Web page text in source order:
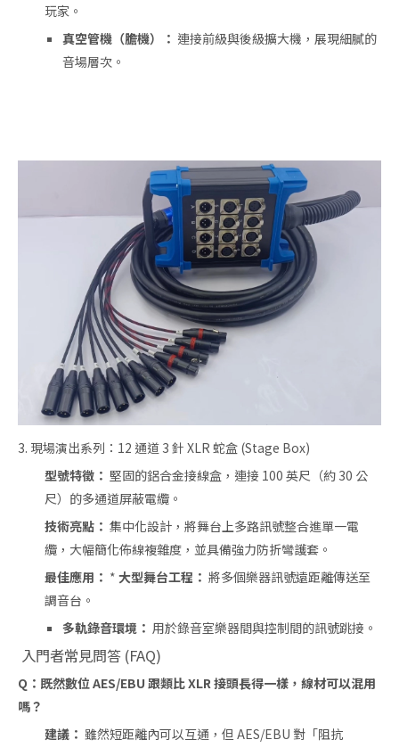
玩家。
真空管機（膽機）： 連接前級與後級擴大機，展現細膩的
音場層次。
3. 現場演出系列：12 通道 3 針 XLR 蛇盒 (Stage Box)
型號特徵： 堅固的鋁合金接線盒，連接 100 英尺（約 30 公
尺）的多通道屏蔽電纜。
技術亮點： 集中化設計，將舞台上多路訊號整合進單一電
纜，大幅簡化佈線複雜度，並具備強力防折彎護套。
最佳應用： * 大型舞台工程： 將多個樂器訊號遠距離傳送至
調音台。
多軌錄音環境： 用於錄音室樂器間與控制間的訊號跳接。
入門者常見問答 (FAQ)
Q：既然數位 AES/EBU 跟類比 XLR 接頭長得一樣，線材可以混用
嗎？
建議： 雖然短距離內可以互通，但 AES/EBU 對「阻抗